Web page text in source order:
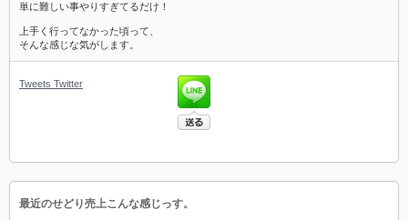
単に難しい事やりすぎてるだけ！
上手く行ってなかった頃って、
そんな感じな気がします。
Tweets Twitter
最近のせどり売上こんな感じっす。